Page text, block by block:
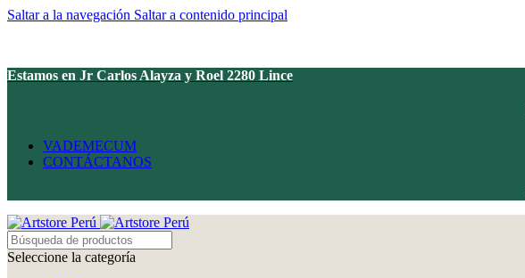
Saltar a la navegación Saltar a contenido principal
Estamos en Jr Carlos Alayza y Roel 2280 Lince
VADEMECUM
CONTÁCTANOS
Seleccione la categoría